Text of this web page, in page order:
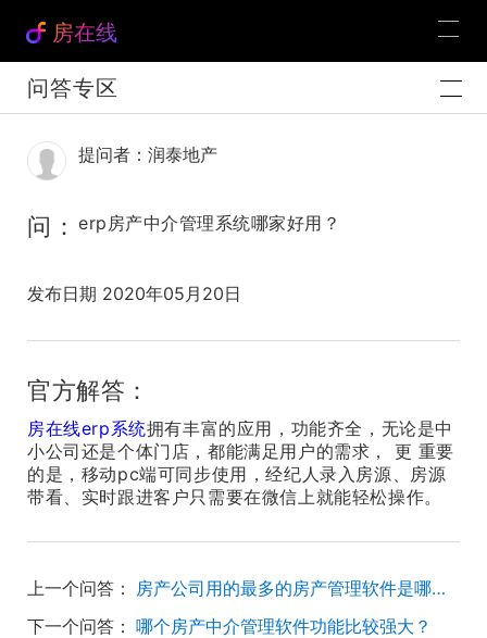
房在线
问答专区
提问者：润泰地产
问： erp房产中介管理系统哪家好用？
发布日期 2020年05月20日
官方解答：
房在线erp系统拥有丰富的应用，功能齐全，无论是中
小公司还是个体门店，都能满足用户的需求， 更 重要
的是，移动pc端可同步使用，经纪人录入房源、房源
带看、实时跟进客户只需要在微信上就能轻松操作。
上一个问答：
房产公司用的最多的房产管理软件是哪个？
下一个问答： 哪个房产中介管理软件功能比较强大？